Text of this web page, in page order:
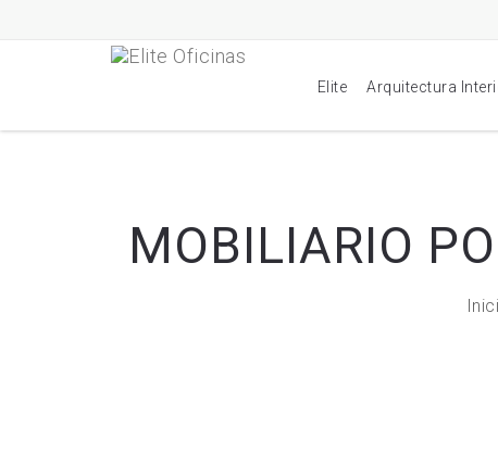
Elite Arquitectura
MOBILIARIO